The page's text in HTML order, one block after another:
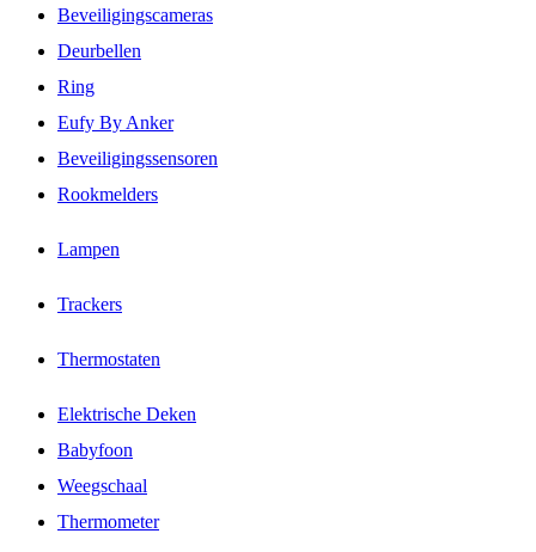
Beveiligingscameras
Deurbellen
Ring
Eufy By Anker
Beveiligingssensoren
Rookmelders
Lampen
Trackers
Thermostaten
Elektrische Deken
Babyfoon
Weegschaal
Thermometer